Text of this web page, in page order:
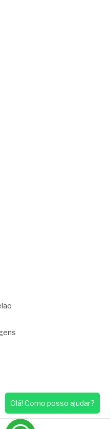
Olá! Como posso ajudar?